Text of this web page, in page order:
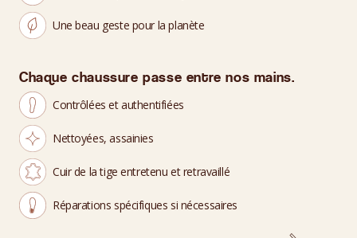
Une beau geste pour la planète
Chaque chaussure passe entre nos mains.
Contrôlées et authentifiées
Nettoyées, assainies
Cuir de la tige entretenu et retravaillé
Réparations spécifiques si nécessaires